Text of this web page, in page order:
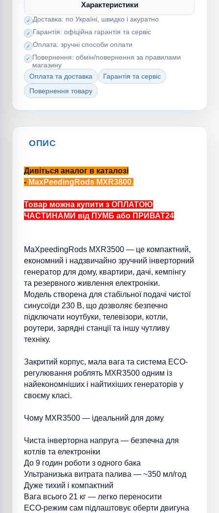
Характеристики
Доставка: по Україні, швидко і акуратно
Гарантія: офіційна гарантія та сервіс
Оплата: зручні способи оплати
Повернення: обмін/повернення за правилами
магазину
Оплата та доставка
Гарантія та сервіс
Повернення товару
ОПИС
Дивіться аналог в каталозі
- MaxPeedingRods MXR3800.
Товар можна купити з ОПЛАТОЮ
ЧАСТИНАМИ від ПУМБ або ПРИВАТ24
MaXpeedingRods MXR3500 — це компактний,
економний і надзвичайно зручний інверторний
генератор для дому, квартири, дачі, кемпінгу
та резервного живлення електроніки.
Модель створена для стабільної подачі чистої
синусоїди 230 В, що дозволяє безпечно
підключати ноутбуки, телевізори, котли,
роутери, зарядні станції та іншу чутливу
техніку.
Закритий корпус, мала вага та система ECO-
регулювання роблять MXR3500 одним із
найекономніших і найтихіших генераторів у
своєму класі.
Чому MXR3500 — ідеальний для дому
Чиста інверторна напруга — безпечна для
котлів та електроніки
До 9 годин роботи з одного бака
Ультранизька витрата палива — ~350 мл/год
Дуже тихий і компактний
Вага всього 21 кг — легко переносити
ECO-режим сам підлаштовує оберти двигуна